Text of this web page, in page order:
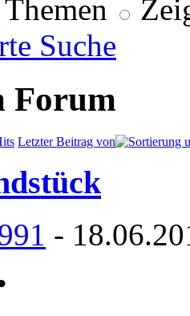
Suche
Forum
Letzter Beitrag von
-